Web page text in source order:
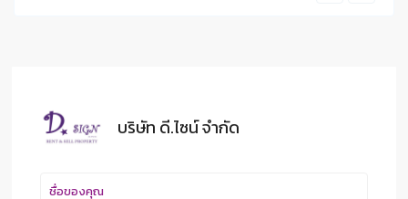
บริษัท ดี.ไซน์ จํากัด